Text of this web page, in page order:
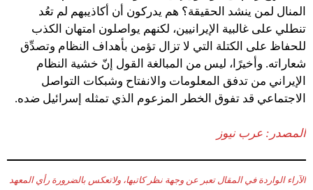
المنال لمن ينشد الحقيقة؟ هم يدركون أن أكاذيبهم لم تعُد
تنطلي على غالبية الإيرانيين، لكنهم يواصلون امتهان الكذب
للحفاظ على الكتلة التي لا تزال تؤمن بأهداف النظام وتصدِّق
شعاراته. وأخيرًا، ليس من المبالغة القول إنّ خشية النظام
الإيراني من تدفق المعلومات والانفتاح وشبكات التواصل
الاجتماعي قد تفوق الخطر المزعوم الذي تمثله إسرائيل ضده.
المصدر: عرب نيوز
الآراء الواردة في المقال تعبر عن وجهة نظر كاتبها، ولاتعكس بالضرورة رأي المعهد